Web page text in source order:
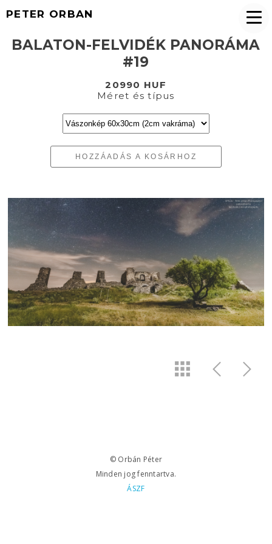
PETER ORBAN
BALATON-FELVIDÉK PANORÁMA
#19
20990 HUF
Méret és típus
HOZZÁADÁS A KOSÁRHOZ
© Orbán Péter
Minden jog fenntartva.
ÁSZF